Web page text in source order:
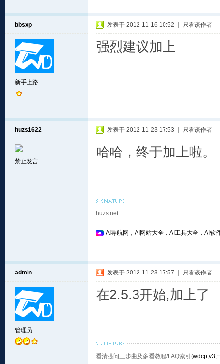
bbsxp
新手上路
发表于 2012-11-16 10:52 只看该作者
强烈建议加上
huzs1622
禁止发言
发表于 2012-11-23 17:53 只看该作者
哈哈，终于加上啦。
huzs.net
AI导航网，AI网站大全，AI工具大全，AI软
admin
管理员
发表于 2012-11-23 17:57 只看该作者
在2.5.3开始,加上了
看清提问三步曲及多看教程/FAQ索引(wdcp,v3,